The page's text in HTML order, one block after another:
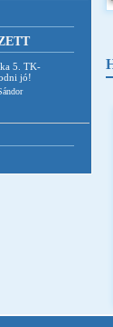
5. TK-
jó!